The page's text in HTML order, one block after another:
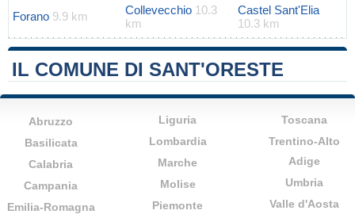
Forano 9.9 km Collevecchio 10.3
km
Castel Sant'Elia
10.3 km
IL COMUNE DI SANT'ORESTE
Abruzzo
Basilicata
Calabria
Campania
Emilia-Romagna
Liguria
Lombardia
Marche
Molise
Piemonte
Toscana
Trentino-Alto
Adige
Umbria
Valle d'Aosta